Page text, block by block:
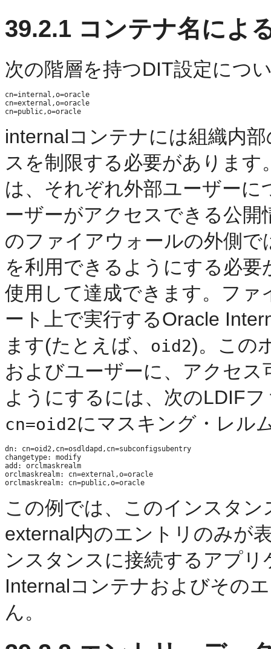
39.2.1 コンテナ名によ
次の階層を持つDIT設定につ
cn=internal,o=oracle
cn=external,o=oracle
internalコンテナには組織内
スを制限する必要があります
は、それぞれ外部ユーザー
ーザーがアクセスできる公
のファイアウォールの外側で
を利用できるようにする必
使用して達成できます。フ
ート上で実行するOracle
ます(たとえば、 oid2)。この
およびユーザーに、アクセ
ようにするには、次のLDIF
cn=oid2にマスキング・レル
dn: cn=oid2,cn=osdldapd,cn=subconfigsubentry
changetype: modify
add: orclmaskrealm
orclmaskrealm: cn=external,o=oracle
この例では、このインスタ
external内のエントリのみが
ンスタンスに接続するアプ
Internalコンテナおよびその
ん。